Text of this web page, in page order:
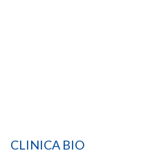
CLINICA BIO